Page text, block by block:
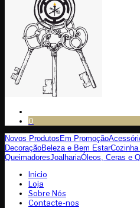
0
Novos ProdutosEm Promoção
DecoraçãoBeleza e Bem Estar
QueimadoresJoalhariaÓleos, Ceras e
Inicio
Loja
Sobre Nós
Contacte-nos